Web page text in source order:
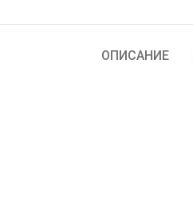
ОПИСАНИЕ